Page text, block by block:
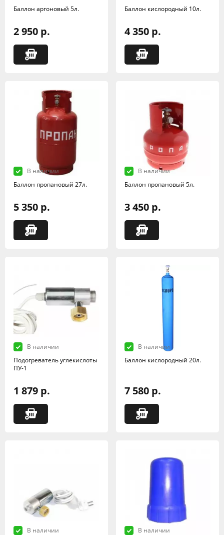
Баллон аргоновый 5л.
2 950 р.
Баллон кислородный 10л.
4 350 р.
В наличии
Баллон пропановый 27л.
5 350 р.
В наличии
Баллон пропановый 5л.
3 450 р.
В наличии
Подогреватель углекислоты
ПУ-1
1 879 р.
В наличии
Баллон кислородный 20л.
7 580 р.
В наличии
В наличии